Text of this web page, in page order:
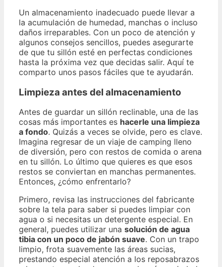
Un almacenamiento inadecuado puede llevar a
la acumulación de humedad, manchas o incluso
daños irreparables. Con un poco de atención y
algunos consejos sencillos, puedes asegurarte
de que tu sillón esté en perfectas condiciones
hasta la próxima vez que decidas salir. Aquí te
comparto unos pasos fáciles que te ayudarán.
Limpieza antes del almacenamiento
Antes de guardar un sillón reclinable, una de las
cosas más importantes es hacerle una limpieza
a fondo. Quizás a veces se olvide, pero es clave.
Imagina regresar de un viaje de camping lleno
de diversión, pero con restos de comida o arena
en tu sillón. Lo último que quieres es que esos
restos se conviertan en manchas permanentes.
Entonces, ¿cómo enfrentarlo?
Primero, revisa las instrucciones del fabricante
sobre la tela para saber si puedes limpiar con
agua o si necesitas un detergente especial. En
general, puedes utilizar una solución de agua
tibia con un poco de jabón suave. Con un trapo
limpio, frota suavemente las áreas sucias,
prestando especial atención a los reposabrazos